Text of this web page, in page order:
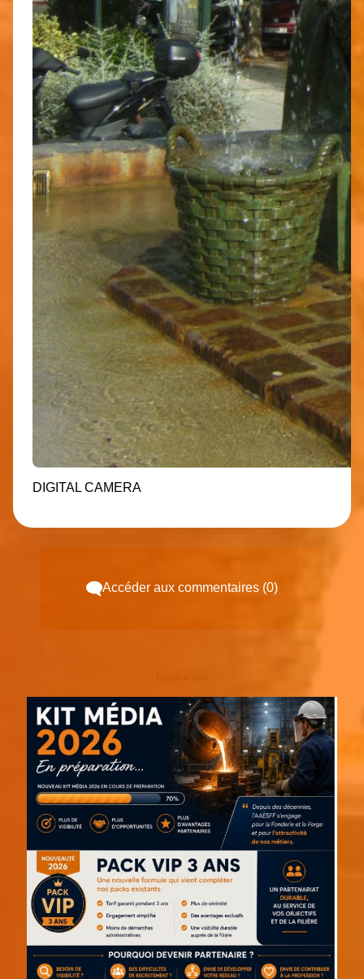
DIGITAL CAMERA
Accéder aux commentaires (0)